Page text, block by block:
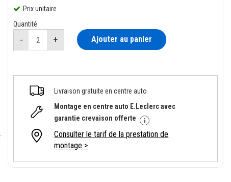
Prix unitaire
Quantité
Ajouter au panier
Livraison gratuite en centre auto
Montage en centre auto E.Leclerc avec
garantie crevaison offerte
Consulter le tarif de la prestation de
montage >